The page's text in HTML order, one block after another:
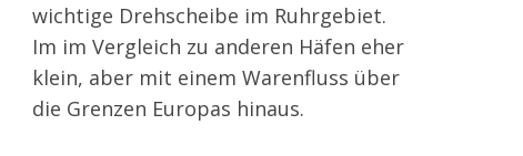
wichtige Drehscheibe im Ruhrgebiet.
Im im Vergleich zu anderen Häfen eher
klein, aber mit einem Warenfluss über
die Grenzen Europas hinaus.